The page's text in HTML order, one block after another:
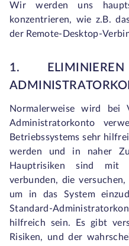
Wir werden uns
konzentrieren, wie z.B.
der Remote-Desktop-
1.
Normalerweise wird bei
Administratorkonto
Betriebssystems sehr
werden und in naher
Hauptrisiken sind mit
verbunden, die
um in das System
Standard-
hilfreich sein. Es gibt
Risiken, und der